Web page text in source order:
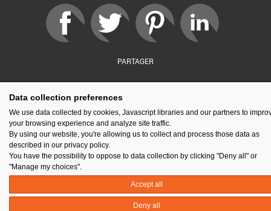
PARTAGER
Financé par :
Espace presse Kit de communication
Newsletter
Gestion des cookies
Data collection preferences
We use data collected by cookies, Javascript libraries and our partners to
your browsing experience and analyze site traffic.
By using our website, you're allowing us to collect and process those data as
described in our privacy policy.
You have the possibility to oppose to data collection by clicking "Deny all" or
"Manage my choices".
Accept all
Deny all